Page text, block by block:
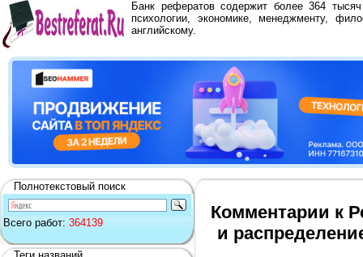
Банк рефератов содержит более 364
психологии, экономике, менеджменту,
английскому.
Полнотекстовый поиск
Всего работ: 364139
Комментарии к
и